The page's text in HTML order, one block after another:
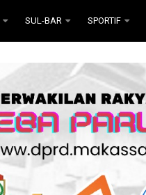
SUL-BAR SPORTIF